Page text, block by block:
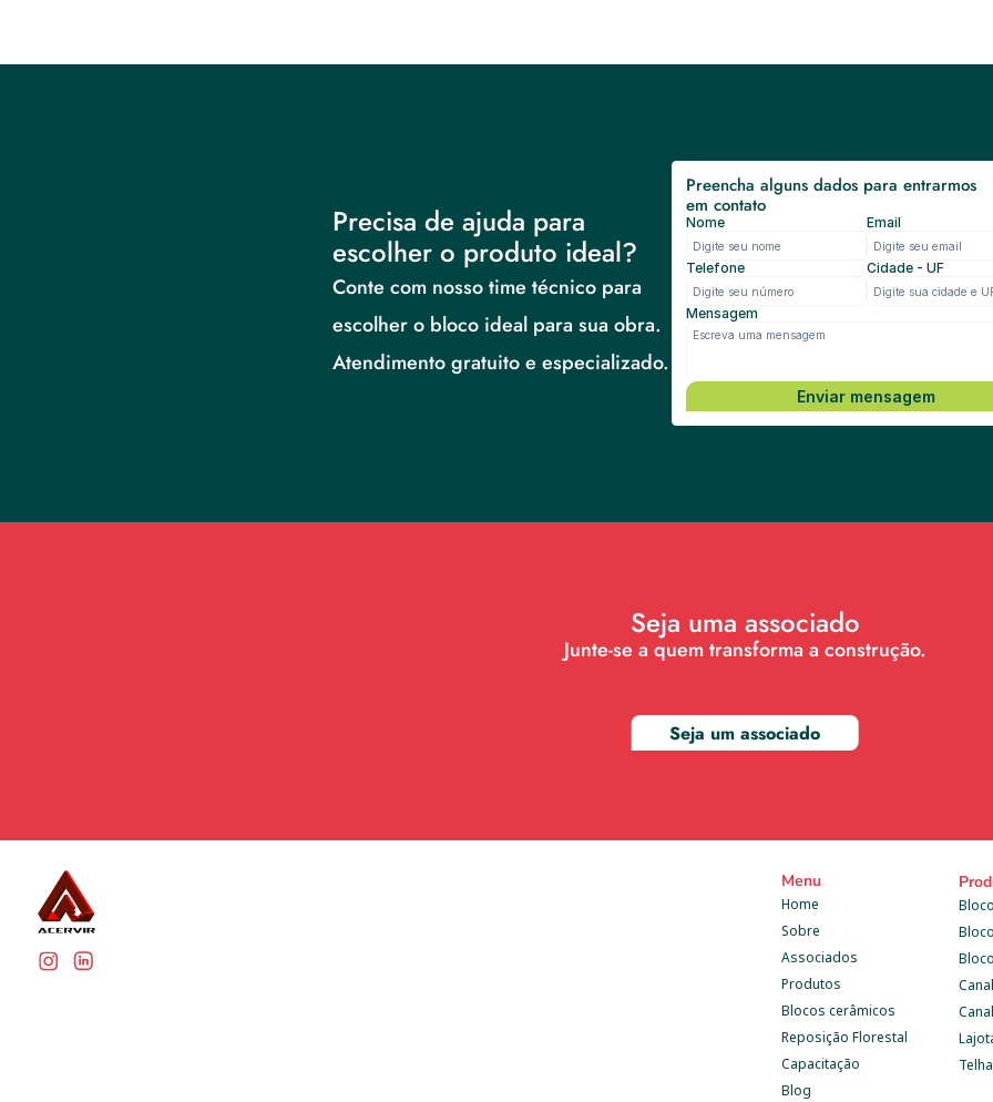
Menu
Home
Sobre
Blog
Associados
Produtos
Blocos cerâmicos
Reposição Florestal
Capacitação
Precisa de ajuda para
escolher o produto ideal?
Conte com nosso time técnico para
escolher o bloco ideal para sua obra.
Atendimento gratuito e especializado.
Preencha alguns dados para entrarmos
em contato
Nome Email
Telefone Cidade - UF
Mensagem
Enviar mensagem
Seja uma associado
Junte-se a quem transforma a construção.
Seja um associado